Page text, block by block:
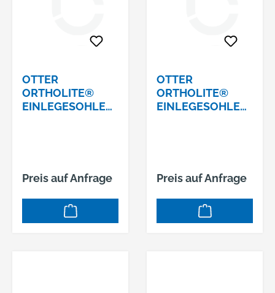
OTTER
ORTHOLITE®
EINLEGESOHLE
Preis auf Anfrage
OTTER
ORTHOLITE®
EINLEGESOHLE
Preis auf Anfrage